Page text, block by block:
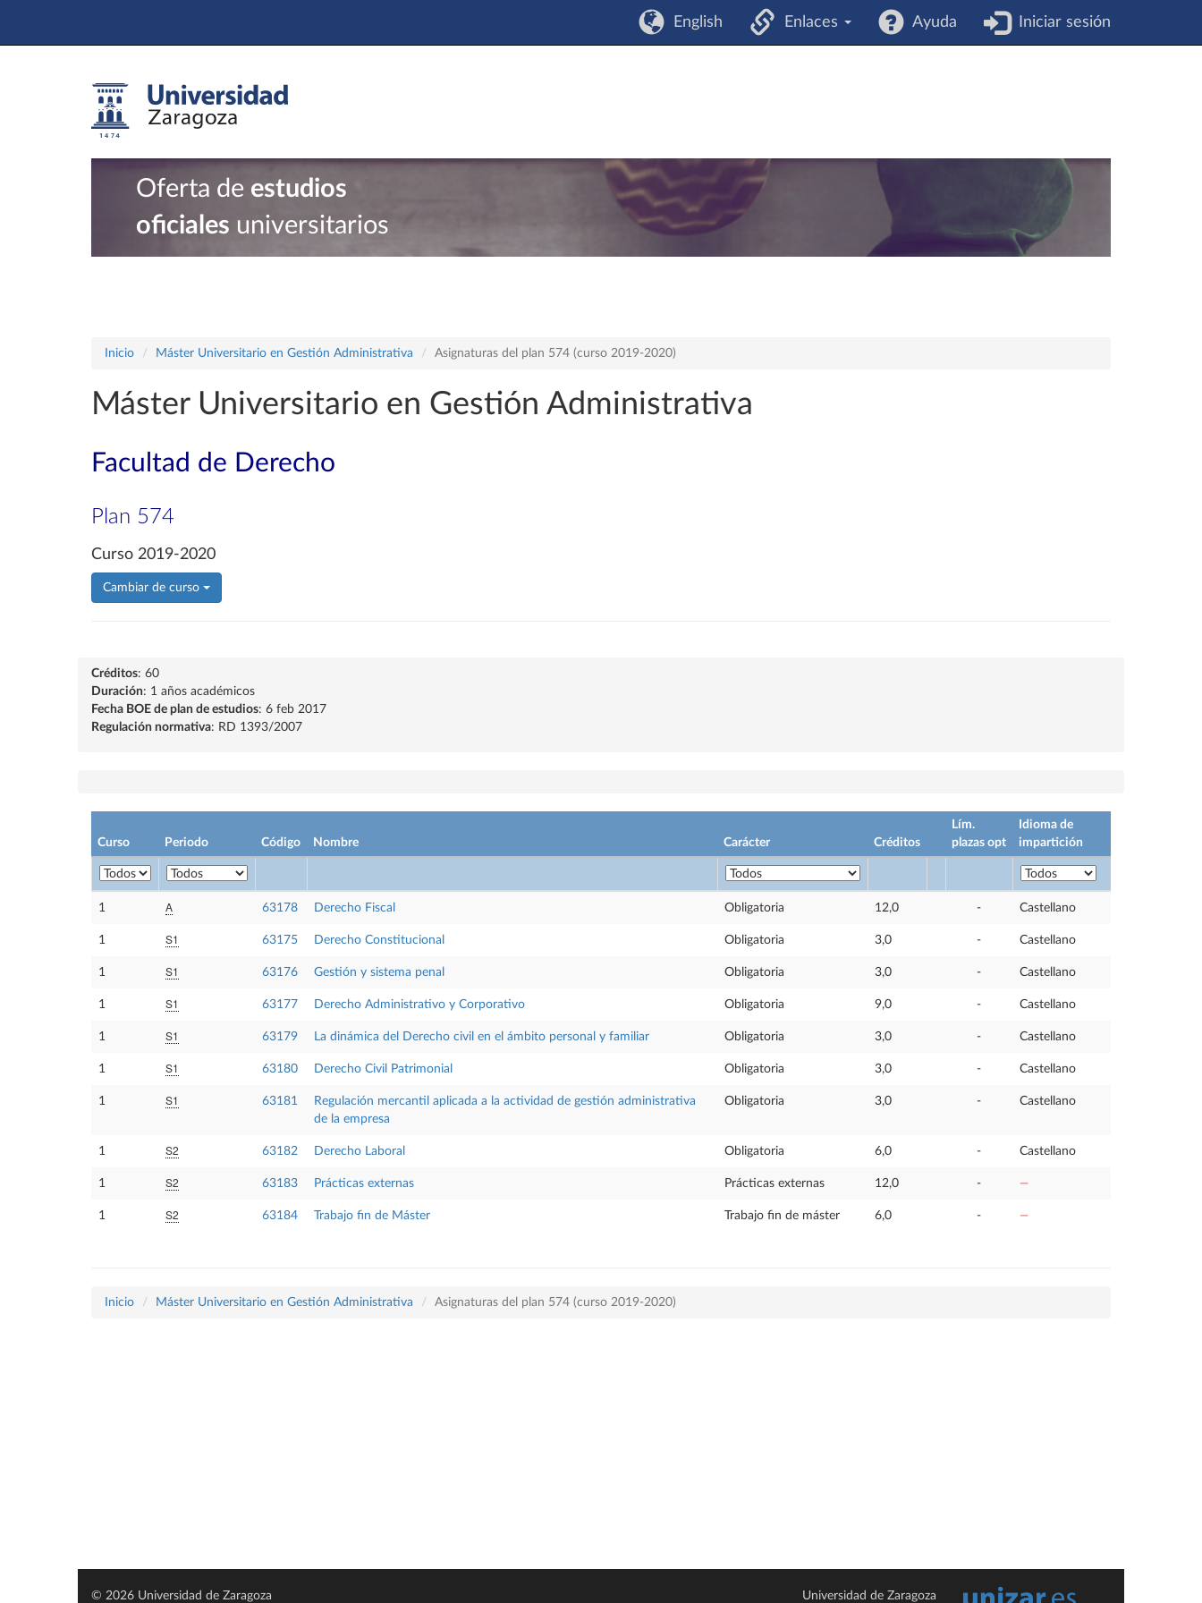
English Enlaces Ayuda Iniciar sesión
Oferta de estudios
oficiales universitarios
Inicio Máster Universitario en Gestión Administrativa Asignaturas del plan 574 (curso 2019-2020)
Máster Universitario en Gestión Administrativa
Facultad de Derecho
Plan 574
Curso 2019-2020
Cambiar de curso
Créditos: 60
Duración: 1 años académicos
Fecha BOE de plan de estudios: 6 feb 2017
Regulación normativa: RD 1393/2007
Curso Periodo Código Nombre Carácter Créditos
Lím.
plazas opt
Idioma de
impartición
1 A 63178 Derecho Fiscal Obligatoria 12,0 - Castellano
1 S1 63175 Derecho Constitucional Obligatoria 3,0 - Castellano
1 S1 63176 Gestión y sistema penal Obligatoria 3,0 - Castellano
1 S1 63177 Derecho Administrativo y Corporativo Obligatoria 9,0 - Castellano
1 S1 63179 La dinámica del Derecho civil en el ámbito personal y familiar Obligatoria 3,0 - Castellano
1 S1 63180 Derecho Civil Patrimonial Obligatoria 3,0 - Castellano
1 S1 63181
Regulación mercantil aplicada a la actividad de gestión administrativa
de la empresa
Obligatoria 3,0 - Castellano
1 S2 63182 Derecho Laboral Obligatoria 6,0 - Castellano
1 S2 63183 Prácticas externas Prácticas externas 12,0 - —
1 S2 63184 Trabajo fin de Máster Trabajo fin de máster 6,0 - —
Inicio Máster Universitario en Gestión Administrativa Asignaturas del plan 574 (curso 2019-2020)
© 2026 Universidad de Zaragoza Universidad de Zaragoza